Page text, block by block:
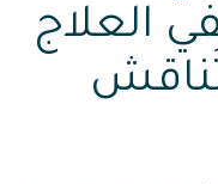
العلاج